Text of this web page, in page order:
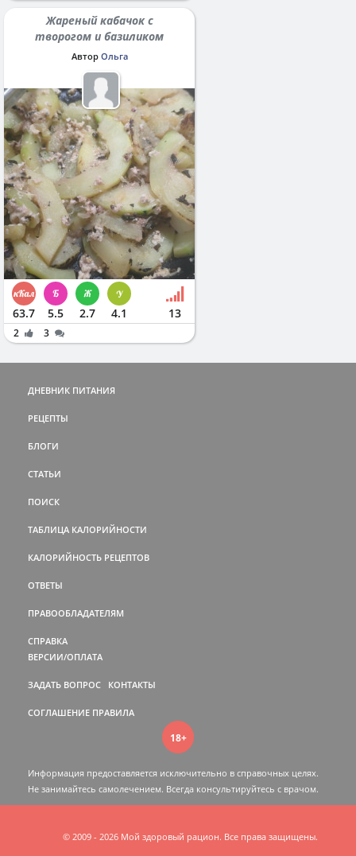
Жареный кабачок с
творогом и базиликом
Автор Ольга
63.7 5.5 2.7 4.1 13
2 3
ДНЕВНИК ПИТАНИЯ
РЕЦЕПТЫ
БЛОГИ
СТАТЬИ
ПОИСК
ТАБЛИЦА КАЛОРИЙНОСТИ
КАЛОРИЙНОСТЬ РЕЦЕПТОВ
ОТВЕТЫ
ПРАВООБЛАДАТЕЛЯМ
СПРАВКА
ВЕРСИИ/ОПЛАТА
ЗАДАТЬ ВОПРОС КОНТАКТЫ
СОГЛАШЕНИЕ ПРАВИЛА
18+
Информация предоставляется исключительно в справочных целях.
Не занимайтесь самолечением. Всегда консультируйтесь c врачом.
© 2009 - 2026 Мой здоровый рацион. Все права защищены.